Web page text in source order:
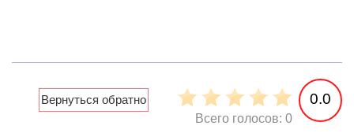
0.0
Всего голосов: 0